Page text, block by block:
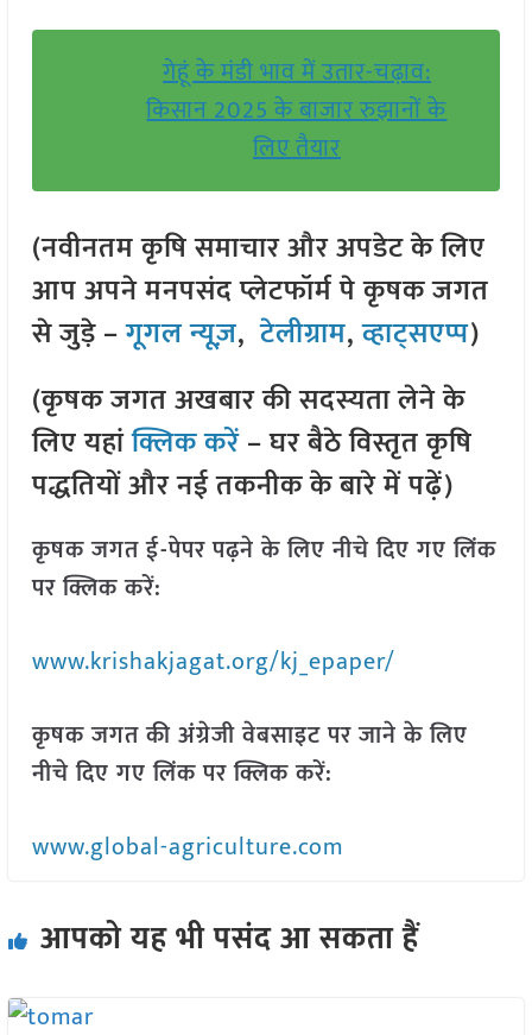
गेहूं के मंडी भाव में उतार-चढ़ाव:
किसान 2025 के बाजार रुझानों के
लिए तैयार
(नवीनतम कृषि समाचार और अपडेट के लिए
आप अपने मनपसंद प्लेटफॉर्म पे कृषक जगत
से जुड़े –गूगल न्यूज़,टेलीग्राम,व्हाट्सएप्प)
(कृषक जगत अखबार की सदस्यता लेने के
लिए यहांक्लिक करें– घर बैठे विस्तृत कृषि
पद्धतियों और नई तकनीक के बारे में पढ़ें)
कृषक जगत ई-पेपर पढ़ने के लिए नीचे दिए गए लिंक
पर क्लिक करें:
www.krishakjagat.org/kj_epaper/
कृषक जगत की अंग्रेजी वेबसाइट पर जाने के लिए
नीचे दिए गए लिंक पर क्लिक करें:
www.global-agriculture.com
आपको यह भी पसंद आ सकता हैं